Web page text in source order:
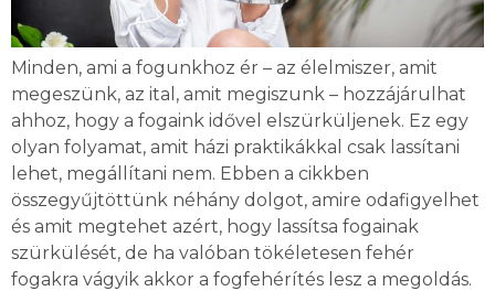
Minden, ami a fogunkhoz ér – az élelmiszer, amit
megeszünk, az ital, amit megiszunk – hozzájárulhat
ahhoz, hogy a fogaink idővel elszürküljenek. Ez egy
olyan folyamat, amit házi praktikákkal csak lassítani
lehet, megállítani nem. Ebben a cikkben
összegyűjtöttünk néhány dolgot, amire odafigyelhet
és amit megtehet azért, hogy lassítsa fogainak
szürkülését, de ha valóban tökéletesen fehér
fogakra vágyik akkor a fogfehérítés lesz a megoldás.